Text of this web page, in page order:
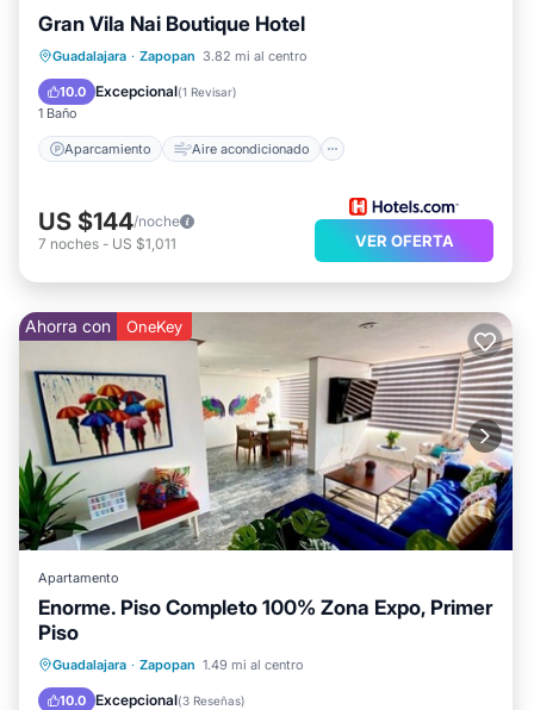
Gran Vila Nai Boutique Hotel
Guadalajara · Zapopan 3.82 mi al centro
10.0 Excepcional(1 Revisar)
1 Baño
Aparcamiento Aire acondicionado
Aparcamiento
Aire acondicionado
Internet
Apto para niños
US $144/noche
7 noches - US $1,011 VER OFERTA
Ahorra con OneKey
Apartamento
Enorme. Piso Completo 100% Zona Expo, Primer
Piso
Guadalajara · Zapopan 1.49 mi al centro
10.0 Excepcional(3 Reseñas)
Balcón/Terraza
Se admiten mascotas
Cocina
Aparcamiento